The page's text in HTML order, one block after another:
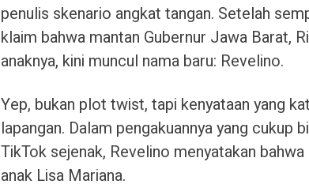
penulis skenario angkat tangan. Setelah
klaim bahwa mantan Gubernur Jawa Barat,
anaknya, kini muncul nama baru: Revelino.
Yep, bukan plot twist, tapi kenyataan yang
lapangan. Dalam pengakuannya yang cukup
TikTok sejenak, Revelino menyatakan
anak Lisa Mariana.